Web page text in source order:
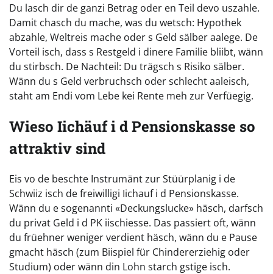
Du lasch dir de ganzi Betrag oder en Teil devo uszahle.
Damit chasch du mache, was du wetsch: Hypothek
abzahle, Weltreis mache oder s Geld sälber aalege. De
Vorteil isch, dass s Restgeld i dinere Familie bliibt, wänn
du stirbsch. De Nachteil: Du trägsch s Risiko sälber.
Wänn du s Geld verbruchsch oder schlecht aaleisch,
staht am Endi vom Lebe kei Rente meh zur Verfüegig.
Wieso Iichäuf i d Pensionskasse so
attraktiv sind
Eis vo de beschte Instrumänt zur Stüürplanig i de
Schwiiz isch de freiwilligi Iichauf i d Pensionskasse.
Wänn du e sogenannti «Deckungslucke» häsch, darfsch
du privat Geld i d PK iischiesse. Das passiert oft, wänn
du früehner weniger verdient häsch, wänn du e Pause
gmacht häsch (zum Biispiel für Chindererziehig oder
Studium) oder wänn din Lohn starch gstige isch.